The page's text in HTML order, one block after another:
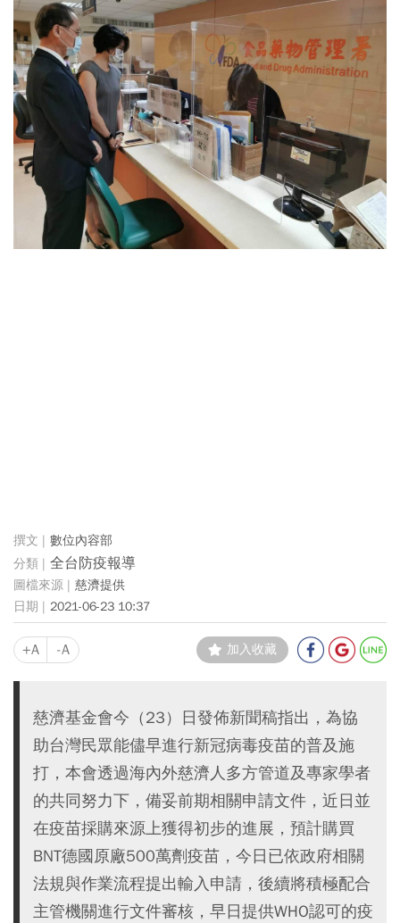
數位內容部
全台防疫報導
慈濟提供
2021-06-23 10:37
+A -A 加入收藏
慈濟基金會今（23）日發佈新聞稿指出，為協
助台灣民眾能儘早進行新冠病毒疫苗的普及施
打，本會透過海內外慈濟人多方管道及專家學者
的共同努力下，備妥前期相關申請文件，近日並
在疫苗採購來源上獲得初步的進展，預計購買
BNT德國原廠500萬劑疫苗，今日已依政府相關
法規與作業流程提出輸入申請，後續將積極配合
主管機關進行文件審核，早日提供WHO認可的疫